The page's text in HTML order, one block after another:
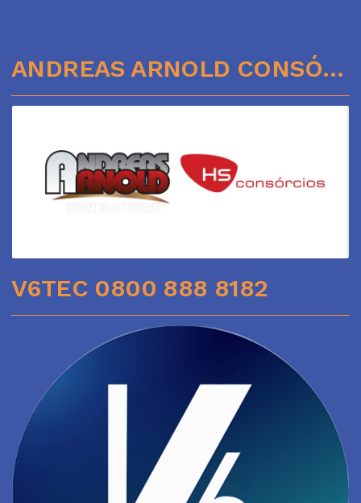
ANDREAS ARNOLD CONSÓRCIOS
V6TEC 0800 888 8182